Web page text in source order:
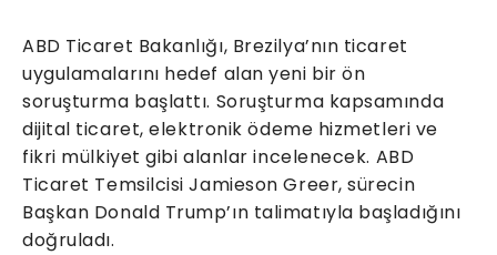
ABD Ticaret Bakanlığı, Brezilya’nın ticaret
uygulamalarını hedef alan yeni bir ön
soruşturma başlattı. Soruşturma kapsamında
dijital ticaret, elektronik ödeme hizmetleri ve
fikri mülkiyet gibi alanlar incelenecek. ABD
Ticaret Temsilcisi Jamieson Greer, sürecin
Başkan Donald Trump’ın talimatıyla başladığını
doğruladı.